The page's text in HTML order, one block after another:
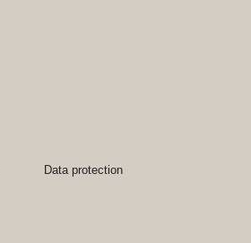
Data protection